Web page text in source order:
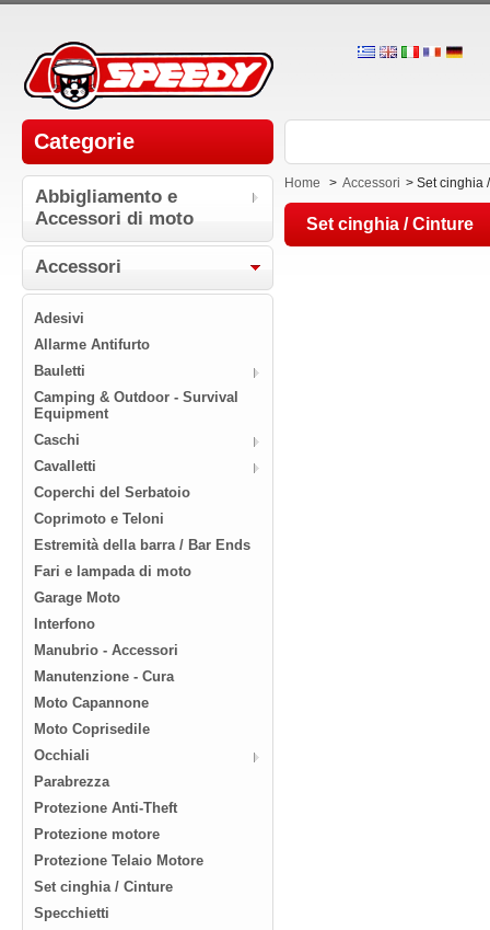
Categorie
Abbigliamento e
Accessori di moto
Accessori
Adesivi
Allarme Antifurto
Bauletti
Camping & Outdoor - Survival
Equipment
Caschi
Cavalletti
Coperchi del Serbatoio
Coprimoto e Teloni
Estremità della barra / Bar Ends
Fari e lampada di moto
Garage Moto
Interfono
Manubrio - Accessori
Manutenzione - Cura
Moto Capannone
Moto Coprisedile
Occhiali
Parabrezza
Protezione Anti-Theft
Protezione motore
Protezione Telaio Motore
Set cinghia / Cinture
Specchietti
Home > Accessori > Set cinghia
Set cinghia / Cinture